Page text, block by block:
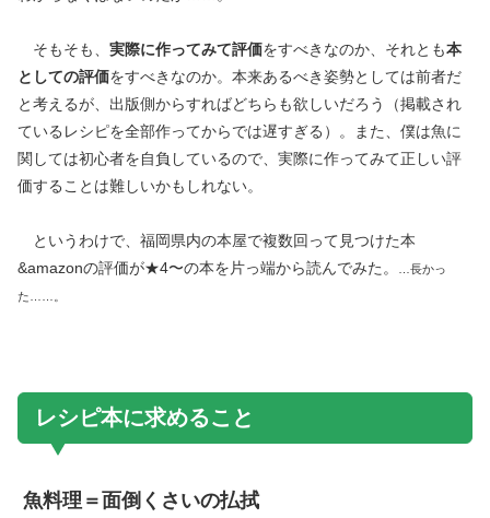
そもそも、 実際に作ってみて評価をすべきなのか、それとも本
としての評価をすべきなのか。本来あるべき姿勢としては前者だ
と考えるが、出版側からすればどちらも欲しいだろう（掲載され
ているレシピを全部作ってからでは遅すぎる）。また、僕は魚に
関しては初心者を自負しているので、実際に作ってみて正しい評
価することは難しいかもしれない。
というわけで、福岡県内の本屋で複数回って見つけた本
&amazonの評価が★4〜の本を片っ端から読んでみた。
…長かっ
た……。
レシピ本に求めること
魚料理＝面倒くさいの払拭